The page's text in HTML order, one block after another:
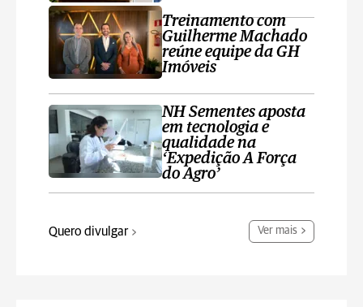
Treinamento com
Guilherme Machado
reúne equipe da GH
Imóveis
NH Sementes aposta
em tecnologia e
qualidade na
‘Expedição A Força
do Agro’
Quero divulgar Ver mais